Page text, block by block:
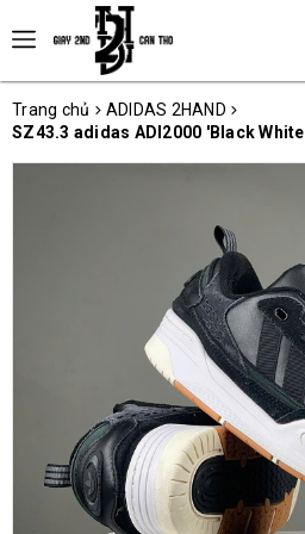
Trang chủ
ADIDAS 2HAND
SZ43.3 adidas ADI2000 'Black